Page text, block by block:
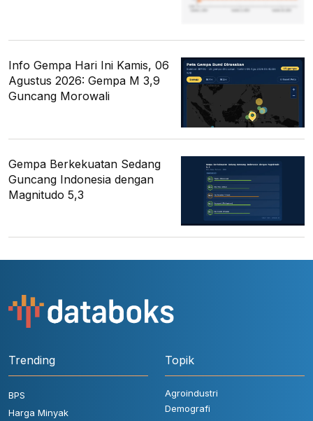
Info Gempa Hari Ini Kamis, 06
Agustus 2026: Gempa M 3,9
Guncang Morowali
Gempa Berkekuatan Sedang
Guncang Indonesia dengan
Magnitudo 5,3
Trending
BPS
Harga Minyak
Topik
Agroindustri
Demografi